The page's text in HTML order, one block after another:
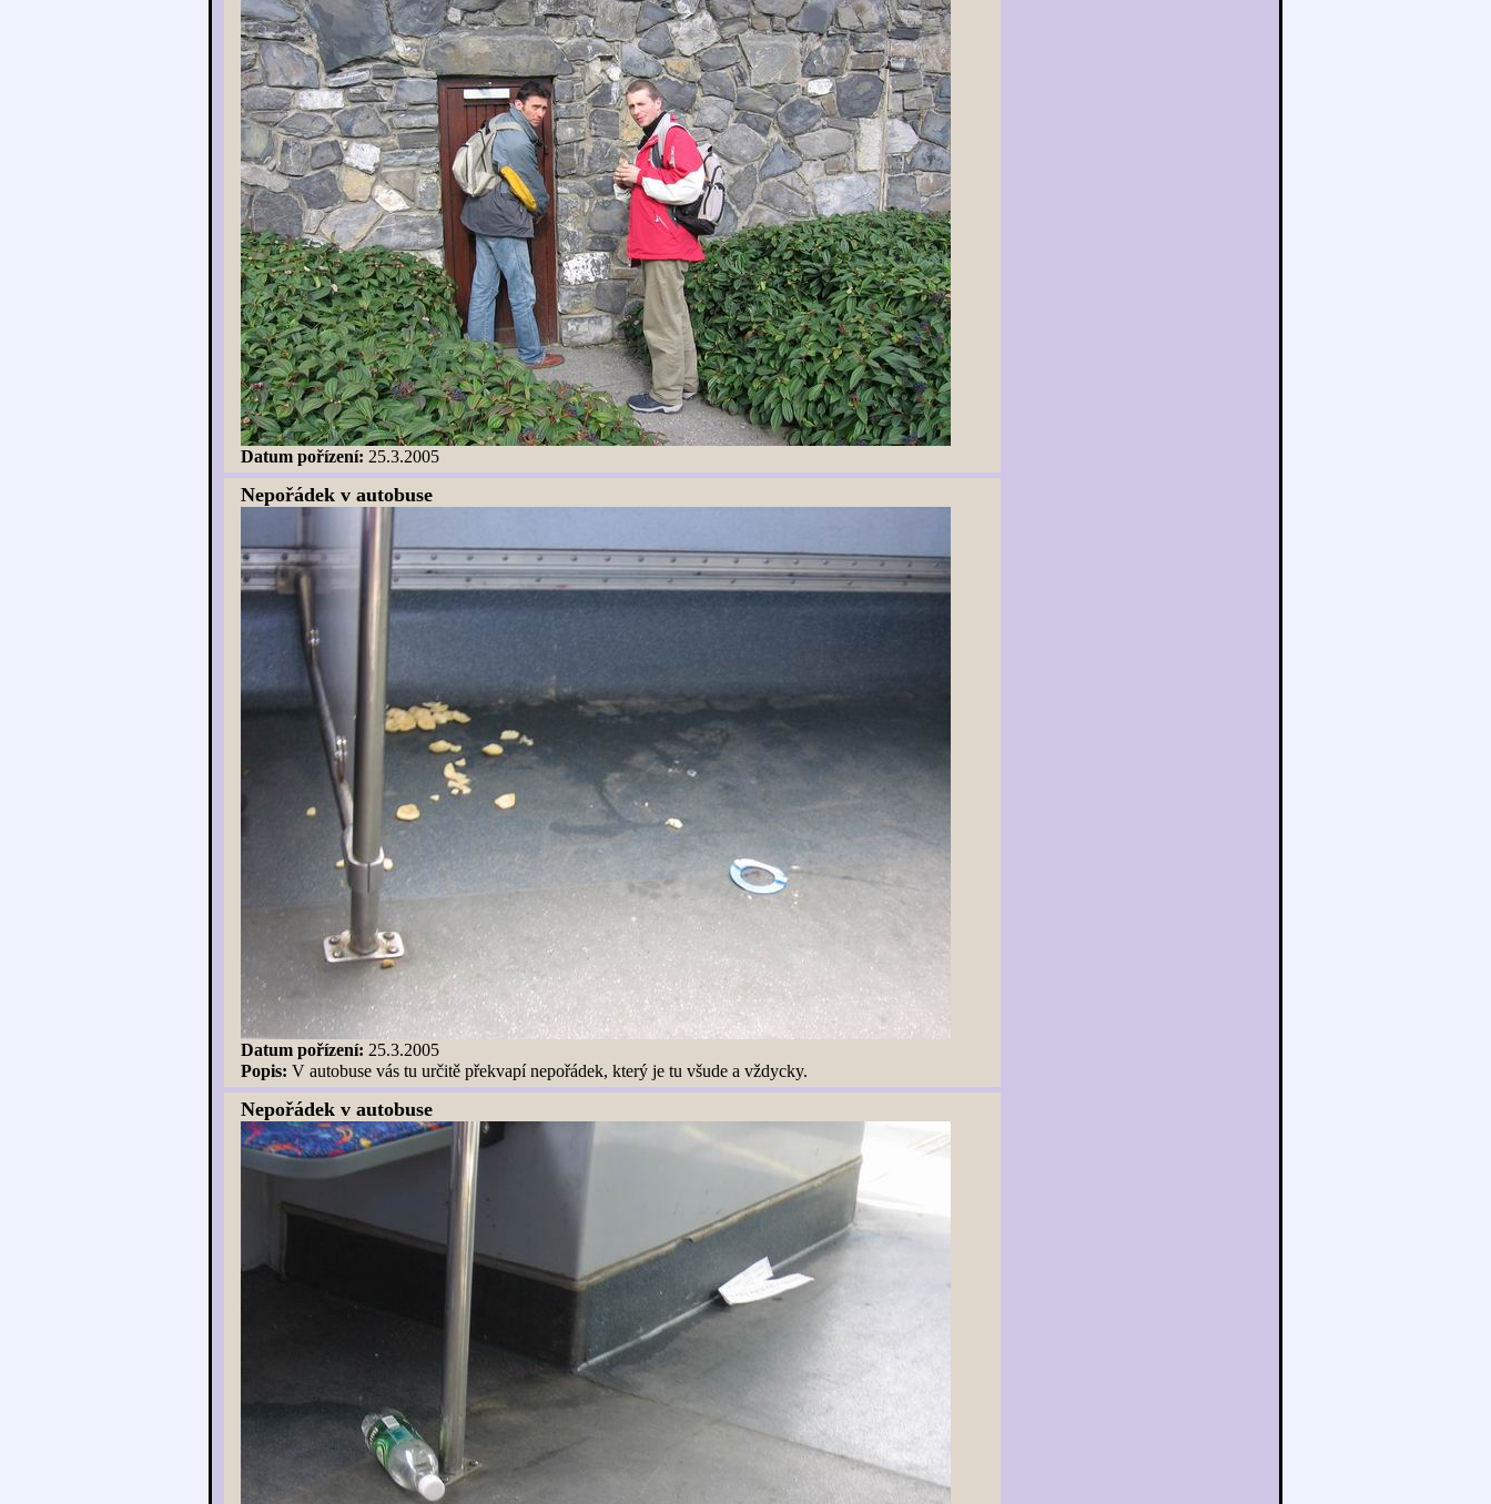
Datum pořízení: 25.3.2005
Nepořádek v autobuse
Datum pořízení: 25.3.2005
Popis: V autobuse vás tu určitě překvapí nepořádek, který je tu všude a vždycky.
Nepořádek v autobuse